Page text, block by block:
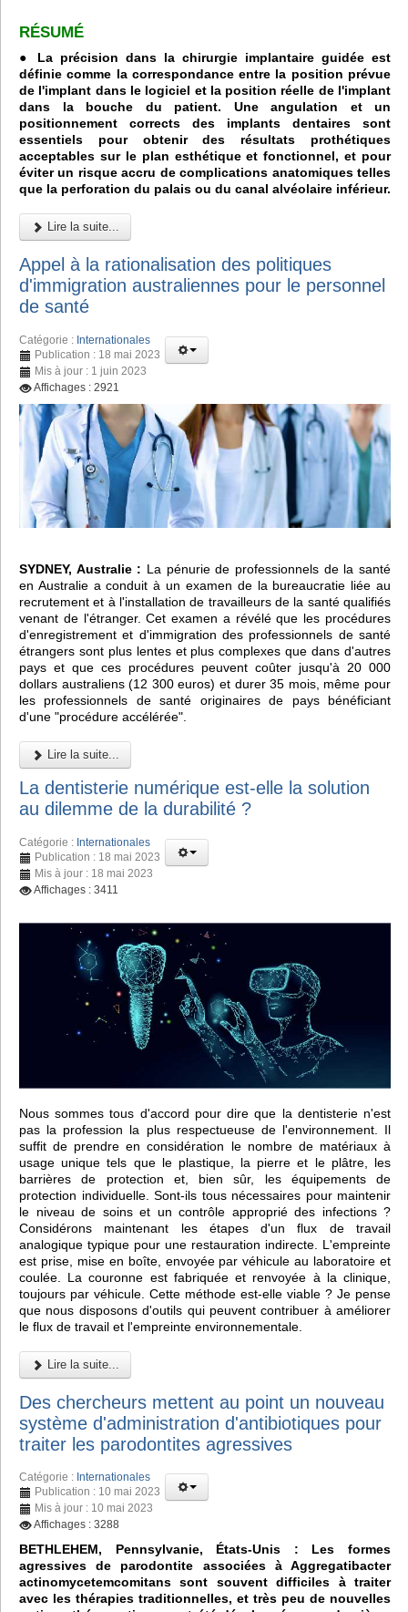
RÉSUMÉ
● La précision dans la chirurgie implantaire guidée est
définie comme la correspondance entre la position prévue
de l'implant dans le logiciel et la position réelle de l'implant
dans la bouche du patient. Une angulation et un
positionnement corrects des implants dentaires sont
essentiels pour obtenir des résultats prothétiques
acceptables sur le plan esthétique et fonctionnel, et pour
éviter un risque accru de complications anatomiques telles
que la perforation du palais ou du canal alvéolaire inférieur.
Lire la suite...
Appel à la rationalisation des politiques
d'immigration australiennes pour le personnel
de santé
Catégorie : Internationales
Publication : 18 mai 2023
Mis à jour : 1 juin 2023
Affichages : 2921
SYDNEY, Australie : La pénurie de professionnels de la santé
en Australie a conduit à un examen de la bureaucratie liée au
recrutement et à l'installation de travailleurs de la santé qualifiés
venant de l'étranger. Cet examen a révélé que les procédures
d'enregistrement et d'immigration des professionnels de santé
étrangers sont plus lentes et plus complexes que dans d'autres
pays et que ces procédures peuvent coûter jusqu'à 20 000
dollars australiens (12 300 euros) et durer 35 mois, même pour
les professionnels de santé originaires de pays bénéficiant
d'une "procédure accélérée".
Lire la suite...
La dentisterie numérique est-elle la solution
au dilemme de la durabilité ?
Catégorie : Internationales
Publication : 18 mai 2023
Mis à jour : 18 mai 2023
Affichages : 3411
Nous sommes tous d'accord pour dire que la dentisterie n'est
pas la profession la plus respectueuse de l'environnement. Il
suffit de prendre en considération le nombre de matériaux à
usage unique tels que le plastique, la pierre et le plâtre, les
barrières de protection et, bien sûr, les équipements de
protection individuelle. Sont-ils tous nécessaires pour maintenir
le niveau de soins et un contrôle approprié des infections ?
Considérons maintenant les étapes d'un flux de travail
analogique typique pour une restauration indirecte. L'empreinte
est prise, mise en boîte, envoyée par véhicule au laboratoire et
coulée. La couronne est fabriquée et renvoyée à la clinique,
toujours par véhicule. Cette méthode est-elle viable ? Je pense
que nous disposons d'outils qui peuvent contribuer à améliorer
le flux de travail et l'empreinte environnementale.
Lire la suite...
Des chercheurs mettent au point un nouveau
système d'administration d'antibiotiques pour
traiter les parodontites agressives
Catégorie : Internationales
Publication : 10 mai 2023
Mis à jour : 10 mai 2023
Affichages : 3288
BETHLEHEM, Pennsylvanie, États-Unis : Les formes
agressives de parodontite associées à Aggregatibacter
actinomycetemcomitans sont souvent difficiles à traiter
avec les thérapies traditionnelles, et très peu de nouvelles